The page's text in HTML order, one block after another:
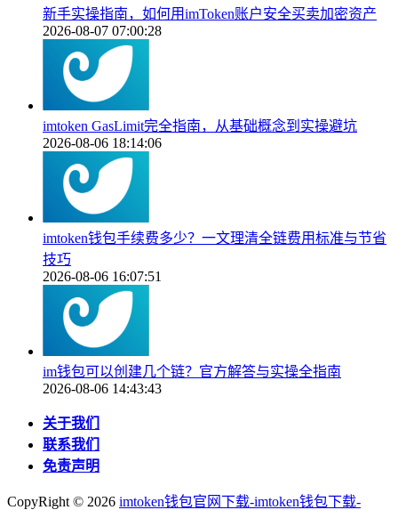
新手实操指南，如何用imToken账户安全买卖加密资产
2026-08-07 07:00:28
imtoken GasLimit完全指南，从基础概念到实操避坑
2026-08-06 18:14:06
imtoken钱包手续费多少？一文理清全链费用标准与节省
技巧
2026-08-06 16:07:51
im钱包可以创建几个链？官方解答与实操全指南
2026-08-06 14:43:43
关于我们
联系我们
免责声明
CopyRight © 2026 imtoken钱包官网下载-imtoken钱包下载-